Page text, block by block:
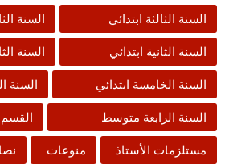
السنة الثالثة ابتدائي السنة
السنة الثانية ابتدائي السنة
السنة الخامسة ابتدائي السنة
السنة الرابعة متوسط
مستلزمات الأستاذ منوعات